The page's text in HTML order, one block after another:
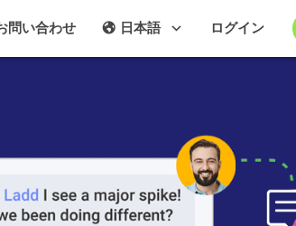
ログイン
日本語
問い合わせ